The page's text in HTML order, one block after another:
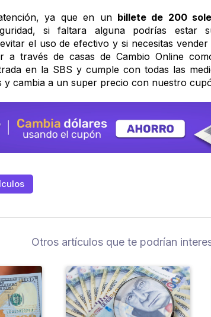
ya que en un billete de 200
si faltara alguna podrías estar
el uso de efectivo y si necesitas
a través de casas de Cambio Online
en la SBS y cumple con todas las
y cambia a un super precio con nuestro
Otros artículos que te podrían